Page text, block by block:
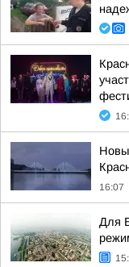
16:07
Для